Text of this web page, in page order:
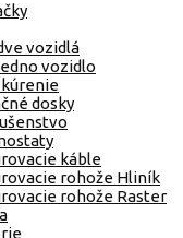
vozidlá
vozidlo
dosky
káble
rohože Hliník
rohože Raster